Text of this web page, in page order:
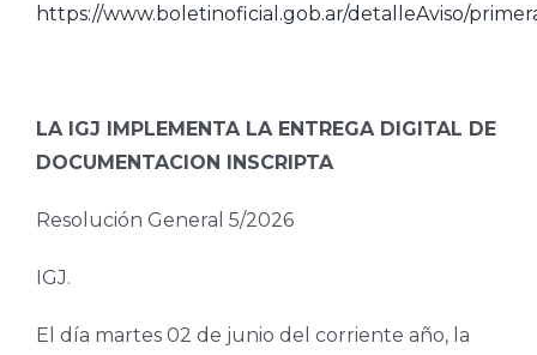
https://www.boletinoficial.gob.ar/detalleAviso/
LA IGJ IMPLEMENTA LA ENTREGA DIGITAL DE
DOCUMENTACION INSCRIPTA
Resolución General 5/2026
IGJ.
El día martes 02 de junio del corriente año, la